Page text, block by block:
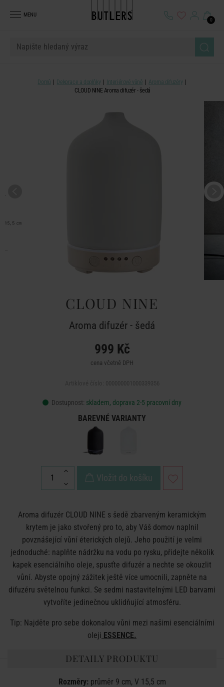
MENU
0
Domů Dekorace a doplňky Interiérové vůně
Aroma difuzéry
CLOUD NINE Aroma difuzér - šedá
CLOUD NINE
Aroma difuzér - šedá
999 Kč
cena včetně DPH
Dostupnost: skladem, doprava 2-5 pracovní dny
BAREVNÉ VARIANTY
Vložit do košíku
Aroma difuzér CLOUD NINE s šedě zbarveným keramickým
krytem je jako stvořený pro to, aby Váš domov naplnil
povznášející vůní éterických olejů. Jeho použití je velmi
jednoduché: naplňte nádržku na vodu po rysku, přidejte několik
kapek esenciálního oleje, spusťte difuzér a nechte se okouzlit
vůní. Abyste opojný zážitek ještě více umocnili, zapněte na
difuzéru světelnou funkci. Se sedmi nastavitelnými LED barvami
vytvoříte jedinečnou uklidňující atmosféru.
Tip: Najděte pro sebe dokonalou vůni mezi našimi esenciálními
oleji ESSENCE.
DETAILY PRODUKTU
Rozměry:průměr 9 cm, V 15,5 cm